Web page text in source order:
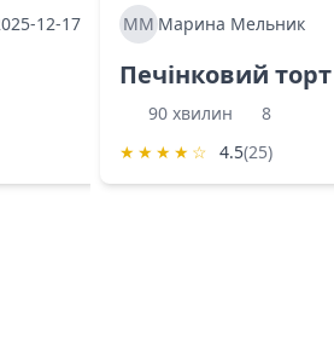
12-17 МММарина Мельник
Печінковий торт
90 хвилин
8
★ ★ ★ ★ ☆ 4.5(25)